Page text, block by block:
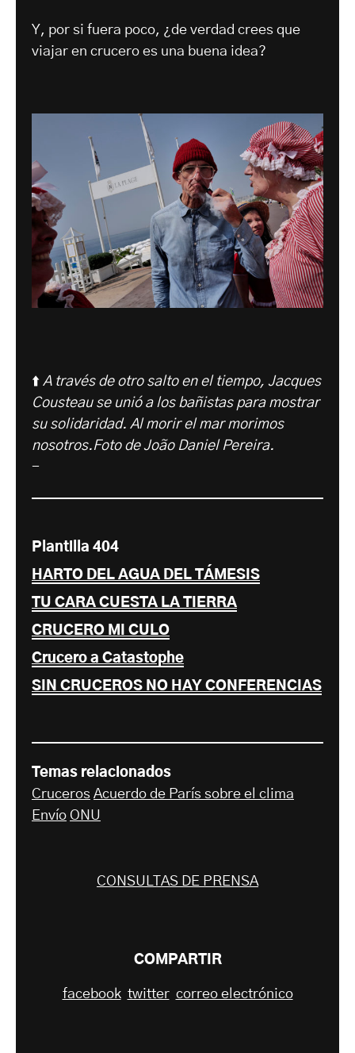
Y, por si fuera poco, ¿de verdad crees que
viajar en crucero es una buena idea?
⬆️ A través de otro salto en el tiempo, Jacques
Cousteau se unió a los bañistas para mostrar
su solidaridad. Al morir el mar morimos
nosotros.Foto de João Daniel Pereira.
-
Plantilla 404
HARTO DEL AGUA DEL TÁMESIS
TU CARA CUESTA LA TIERRA
CRUCERO MI CULO
Crucero a Catastophe
SIN CRUCEROS NO HAY CONFERENCIAS
Temas relacionados
Cruceros Acuerdo de París sobre el clima
Envío ONU
CONSULTAS DE PRENSA
COMPARTIR
facebook twitter correo electrónico